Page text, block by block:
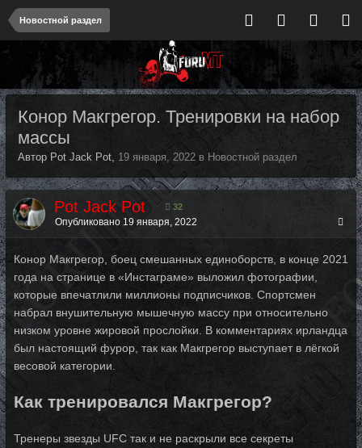
Новостной раздел
Конор Макгрегор. Тренировки на набор
массы
Автор Pot Jack Pot, 19 января, 2022 в Новостной раздел
Pot Jack Pot 32
Опубликовано 19 января, 2022
Конор Макгрегор, боец смешанных единоборств, в конце 2021
года на странице в «Инстаграме» выложил фотографии,
которые впечатлили миллионы подписчиков. Спортсмен
набрал внушительную мышечную массу при относительно
низком уровне жировой прослойки. В комментариях ирландца
был настоящий фурор, так как Макгрегор выступает в лёгкой
весовой категории.
Как тренировался Макгрегор?
Тренеры звезды UFC так и не раскрыли все секреты